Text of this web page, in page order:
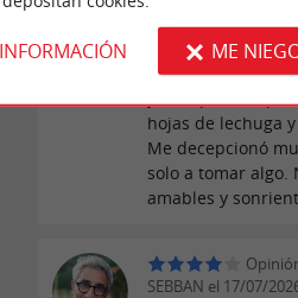
un ascensor
sexto piso, y
son preciosas, la
y cara para lo que
hojas de lechuga
Me decepcionó
solo a tomar algo.
amables y
SEBBAN el 17/07/
ME